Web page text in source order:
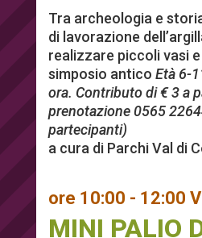
Tra archeologia e
di lavorazione
realizzare piccoli vasi
simposio antico Età 6-
ora. Contributo di € 3 a
prenotazione0565
partecipanti)
a cura di Parchi Val di
ore 10:00 - 12:00
MINI PALIO